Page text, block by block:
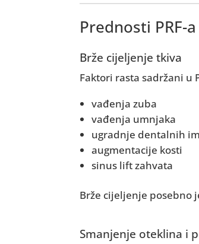
Prednosti
Brže cijeljenje tkiva
Faktori rasta sadržani u
vađenja zuba
vađenja umnjaka
ugradnje dentalnih
augmentacije kosti
sinus lift zahvata
Brže cijeljenje posebno
Smanjenje oteklina i